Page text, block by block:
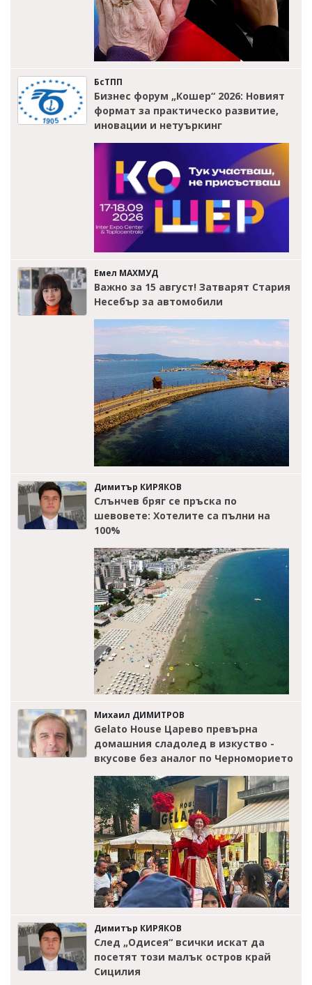
БсТПП
Бизнес форум „Кошер“ 2026: Новият
формат за практическо развитие,
иновации и нетуъркинг
Емел МАХМУД
Важно за 15 август! Затварят Стария
Несебър за автомобили
Димитър КИРЯКОВ
Слънчев бряг се пръска по
шевовете: Хотелите са пълни на
100%
Михаил ДИМИТРОВ
Gelato House Царево превърна
домашния сладолед в изкуство -
вкусове без аналог по Черноморието
Димитър КИРЯКОВ
След „Одисея“ всички искат да
посетят този малък остров край
Сицилия